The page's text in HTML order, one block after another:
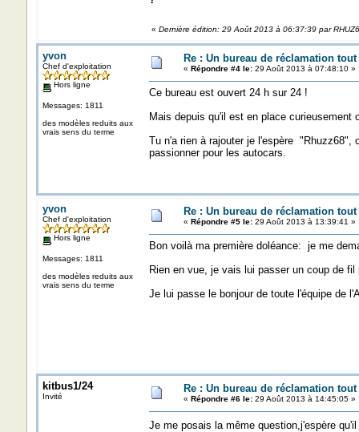
« Dernière édition: 29 Août 2013 à 06:37:39 par
yvon
Chef d'exploitation
Hors ligne
Messages: 1811
des modèles reduits aux
vrais sens du terme
Re : Un bureau de réclamation
« Répondre #4 le:29 Août 2013 à 07:48:10 »
Ce bureau est ouvert 24 h sur 24 !
Mais depuis qu'il est en place curieusement
Tu n'a rien à rajouter je l'espère "Rhuzz68",
passionner pour les autocars.
yvon
Chef d'exploitation
Hors ligne
Messages: 1811
des modèles reduits aux
vrais sens du terme
Re : Un bureau de réclamation
« Répondre #5 le:29 Août 2013 à 13:39:41 »
Bon voilà ma première doléance: je me
Rien en vue, je vais lui passer un coup de
Je lui passe le bonjour de toute l'équipe de
kitbus1/24
Invité
Re : Un bureau de réclamation
« Répondre #6 le:29 Août 2013 à 14:45:05 »
Je me posais la même question,j'espère